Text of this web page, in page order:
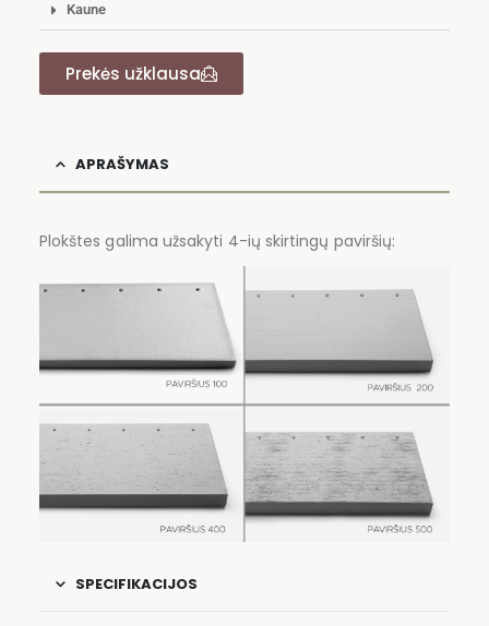
Kaune
Prekės užklausa
APRAŠYMAS
Plokštes galima užsakyti 4-ių skirtingų paviršių:
SPECIFIKACIJOS